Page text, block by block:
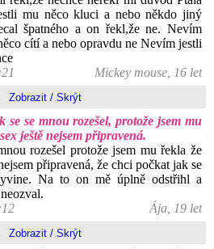
mu něco kluci a nebo někdo jiný
špatného a on řekl,že ne. Nevím
cítí a nebo opravdu ne Nevím jestli
Mickey mouse, 16 let
se se mnou rozešel, protože jsem mu
ještě nejsem připravená.
rozešel protože jsem mu řekla že
připravená, že chci počkat jak se
Na to on mě úplně odstřihl a
Ája, 19 let